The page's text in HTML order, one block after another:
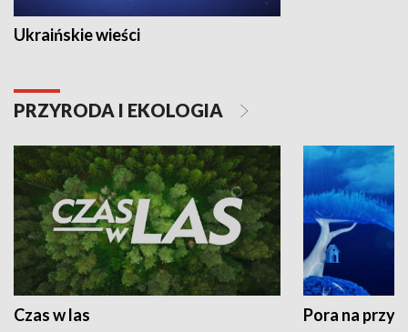
Ukraińskie wieści
PRZYRODA I EKOLOGIA
Czas w las Pora na